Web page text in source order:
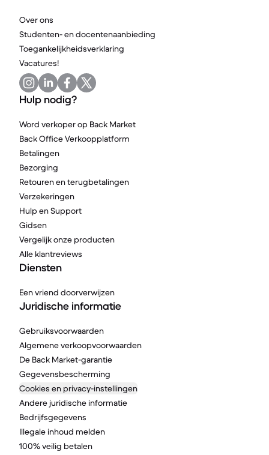
Over ons
Studenten- en docentenaanbieding
Toegankelijkheidsverklaring
Vacatures!
Hulp nodig?
Word verkoper op Back Market
Back Office Verkoopplatform
Betalingen
Bezorging
Retouren en terugbetalingen
Verzekeringen
Hulp en Support
Gidsen
Vergelijk onze producten
Alle klantreviews
Diensten
Een vriend doorverwijzen
Juridische informatie
Gebruiksvoorwaarden
Algemene verkoopvoorwaarden
De Back Market-garantie
Gegevensbescherming
Cookies en privacy-instellingen
Andere juridische informatie
Bedrijfsgegevens
Illegale inhoud melden
100% veilig betalen